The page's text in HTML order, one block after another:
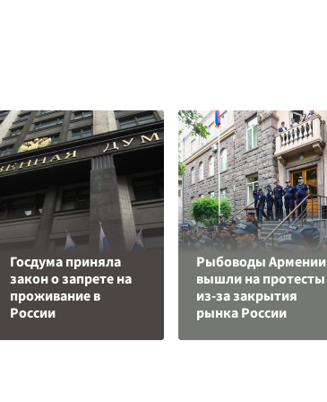
Госдума приняла
закон о запрете на
проживание в
России
Рыбоводы Армении
вышли на протесты
из-за закрытия
рынка России